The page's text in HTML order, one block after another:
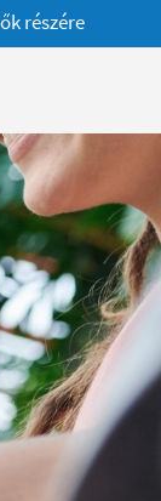
részére